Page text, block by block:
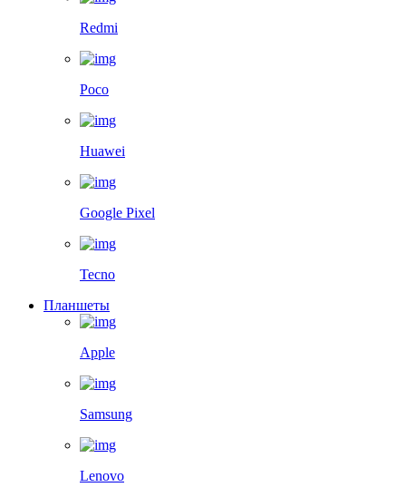
Redmi
Poco
Huawei
Google Pixel
Tecno
Планшеты
Apple
Samsung
Lenovo